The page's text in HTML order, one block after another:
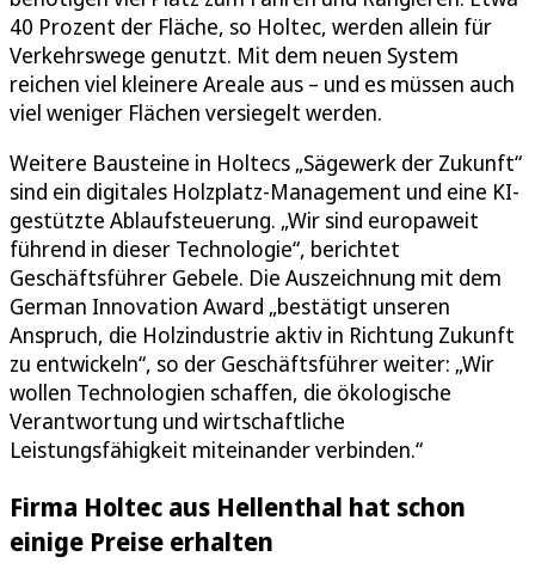
40 Prozent der Fläche, so Holtec, werden allein für
Verkehrswege genutzt. Mit dem neuen System
reichen viel kleinere Areale aus – und es müssen auch
viel weniger Flächen versiegelt werden.
Weitere Bausteine in Holtecs „Sägewerk der Zukunft“
sind ein digitales Holzplatz-Management und eine KI-
gestützte Ablaufsteuerung. „Wir sind europaweit
führend in dieser Technologie“, berichtet
Geschäftsführer Gebele. Die Auszeichnung mit dem
German Innovation Award „bestätigt unseren
Anspruch, die Holzindustrie aktiv in Richtung Zukunft
zu entwickeln“, so der Geschäftsführer weiter: „Wir
wollen Technologien schaffen, die ökologische
Verantwortung und wirtschaftliche
Leistungsfähigkeit miteinander verbinden.“
Firma Holtec aus Hellenthal hat schon
einige Preise erhalten